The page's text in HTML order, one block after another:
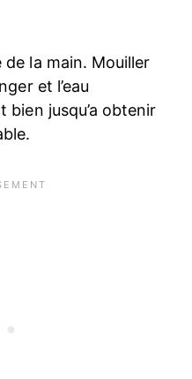
la main. Mouiller
et l’eau
bien jusqu’a obtenir